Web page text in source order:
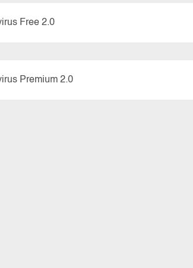
Free 2.0
Premium 2.0